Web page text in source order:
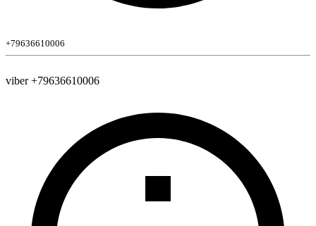
+79636610006
viber +79636610006